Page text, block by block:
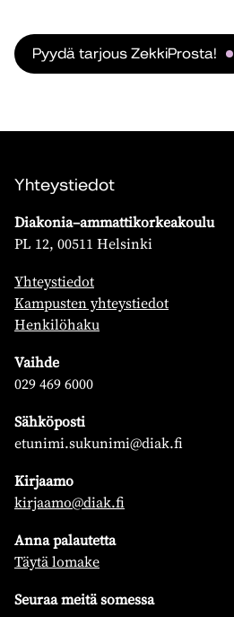
Pyydä tarjous ZekkiProsta!
Yhteystiedot
Diakonia–ammattikorkeakoulu
PL 12, 00511 Helsinki
Yhteystiedot
Kampusten yhteystiedot
Henkilöhaku
Vaihde
029 469 6000
Sähköposti
etunimi.sukunimi@diak.fi
Kirjaamo
kirjaamo@diak.fi
Anna palautetta
Täytä lomake
Seuraa meitä somessa